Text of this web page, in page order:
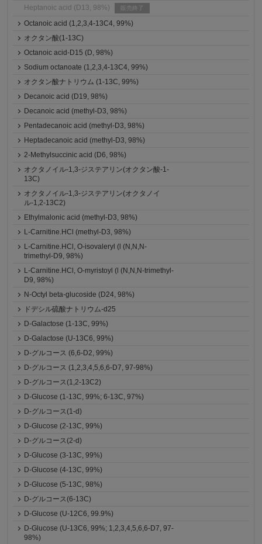
Heptanoic acid (D13, 98%)
販売終了
Octanoic acid (1,2,3,4-13C4, 99%)
オクタン酸(1-13C)
Octanoic acid-D15 (D, 98%)
Sodium octanoate (1,2,3,4-13C4, 99%)
オクタン酸ナトリウム (1-13C, 99%)
Decanoic acid (D19, 98%)
Decanoic acid (methyl-D3, 98%)
Pentadecanoic acid (methyl-D3, 98%)
Heptadecanoic acid (methyl-D3, 98%)
2-Methylsuccinic acid (D6, 98%)
オクタノイル-1,3-ジステアリン(オクタン酸-1-
13C)
オクタノイル-1,3-ジステアリン(オクタノイ
ル-1,2-13C2)
Ethylmalonic acid (methyl-D3, 98%)
L-Carnitine.HCl (methyl-D3, 98%)
L-Carnitine.HCl, O-isovaleryl (l (N,N,N-
trimethyl-D9, 98%)
L-Carnitine.HCl, O-myristoyl (l (N,N,N-trimethyl-
D9, 98%)
N-Octyl beta-glucoside (D24, 98%)
ドデシル硫酸ナトリウム-d25
D-Galactose (1-13C, 99%)
D-Galactose (U-13C6, 99%)
D-グルコース (6,6-D2, 99%)
D-グルコース (1,2,3,4,5,6,6-D7, 97-98%)
D-グルコース(1,2-13C2)
D-Glucose (1-13C, 99%; 6-13C, 97%)
D-グルコース(1-d)
D-Glucose (2-13C, 99%)
D-グルコース(2-d)
D-Glucose (3-13C, 99%)
D-Glucose (4-13C, 99%)
D-Glucose (5-13C, 98%)
D-グルコース(6-13C)
D-Glucose (U-12C6, 99.9%)
D-Glucose (U-13C6, 99%; 1,2,3,4,5,6,6-D7, 97-
98%)